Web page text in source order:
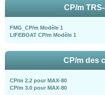
CP/m
FMG_CP/m Modèle 1
LIFEBOAT CP/m Modèle 1
CP/m des
CP/m 2.2 pour MAX-80
CP/m 3.0 pour MAX-80